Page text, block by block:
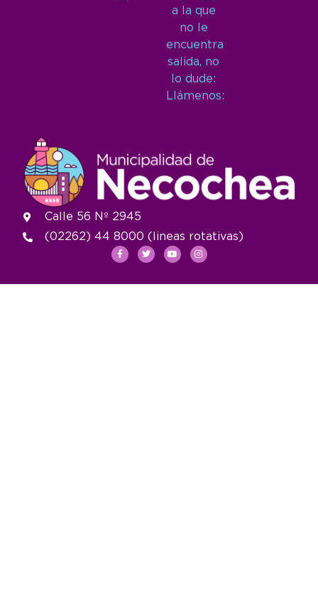
a la que
no le
encuentra
salida, no
lo dude:
Llámenos:
Calle 56 Nº 2945
(02262) 44 8000 (lineas rotativas)